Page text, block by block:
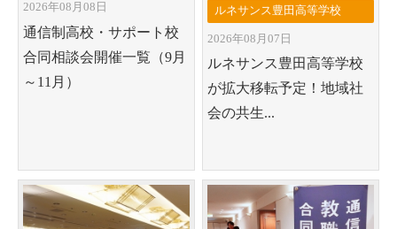
2026年08月08日
通信制高校・サポート校
合同相談会開催一覧（9月
～11月）
ルネサンス豊田高等学校
2026年08月07日
ルネサンス豊田高等学校
が拡大移転予定！地域社
会の共生...